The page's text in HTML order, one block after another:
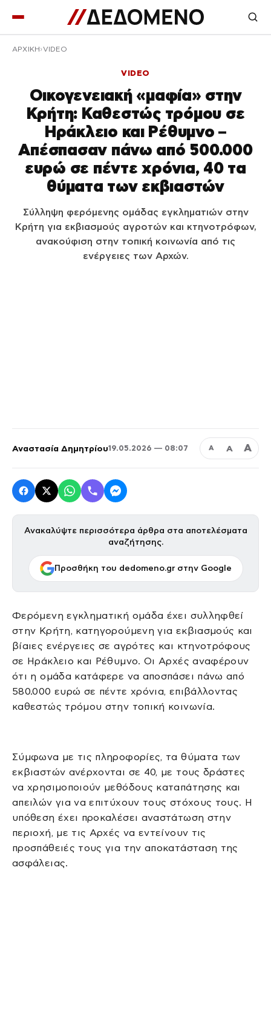
ΑΡΧΙΚΉ VIDEO
VIDEO
Οικογενειακή «μαφία» στην
Κρήτη: Καθεστώς τρόμου σε
Ηράκλειο και Ρέθυμνο –
Απέσπασαν πάνω από 500.000
ευρώ σε πέντε χρόνια, 40 τα
θύματα των εκβιαστών
Σύλληψη φερόμενης ομάδας εγκληματιών στην
Κρήτη για εκβιασμούς αγροτών και κτηνοτρόφων,
ανακούφιση στην τοπική κοινωνία από τις
ενέργειες των Αρχών.
Αναστασία Δημητρίου19.05.2026 — 08:07 Α Α Α
Ανακαλύψτε περισσότερα άρθρα στα αποτελέσματα
αναζήτησης.
Προσθήκη του dedomeno.gr στην Google
Φερόμενη εγκληματική ομάδα έχει συλληφθεί
στην Κρήτη, κατηγορούμενη για εκβιασμούς και
βίαιες ενέργειες σε αγρότες και κτηνοτρόφους
σε Ηράκλειο και Ρέθυμνο. Οι Αρχές αναφέρουν
ότι η ομάδα κατάφερε να αποσπάσει πάνω από
580.000 ευρώ σε πέντε χρόνια, επιβάλλοντας
καθεστώς τρόμου στην τοπική κοινωνία.
Σύμφωνα με τις πληροφορίες, τα θύματα των
εκβιαστών ανέρχονται σε 40, με τους δράστες
να χρησιμοποιούν μεθόδους καταπάτησης και
απειλών για να επιτύχουν τους στόχους τους. Η
υπόθεση έχει προκαλέσει αναστάτωση στην
περιοχή, με τις Αρχές να εντείνουν τις
προσπάθειές τους για την αποκατάσταση της
ασφάλειας.